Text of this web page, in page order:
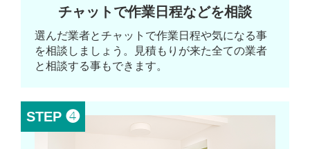
チャットで作業日程などを相談
選んだ業者とチャットで作業日程や気になる事
を相談しましょう。見積もりが来た全ての業者
と相談する事もできます。
STEP ❹